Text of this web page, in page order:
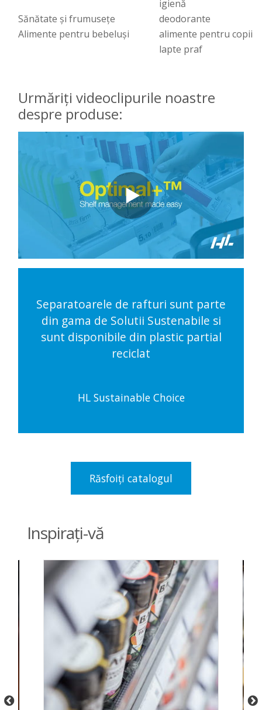
igienă
Sănătate și frumusețe
deodorante
Alimente pentru bebeluși
alimente pentru copii
lapte praf
Urmăriți videoclipurile noastre
despre produse:
Separatoarele de rafturi sunt parte
din gama de Solutii Sustenabile si
sunt disponibile din plastic partial
reciclat
HL Sustainable Choice
Răsfoiți catalogul
Inspirați-vă